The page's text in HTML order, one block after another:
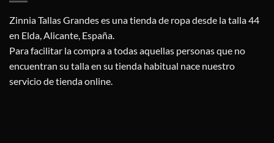
Zinnia Tallas Grandes es una tienda de ropa desde la talla 44
en Elda, Alicante, España.
Para facilitar la compra a todas aquellas personas que no
encuentran su talla en su tienda habitual nace nuestro
servicio de tienda online.